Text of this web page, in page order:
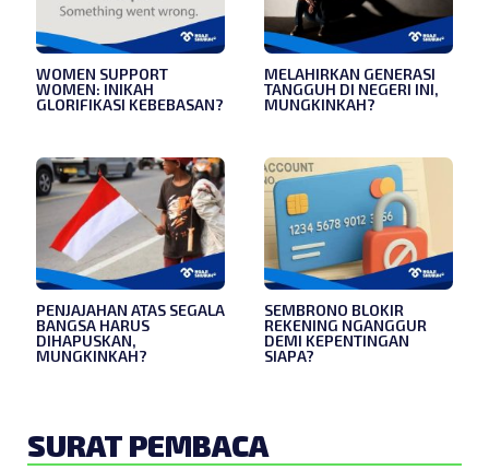
WOMEN SUPPORT
WOMEN: INIKAH
GLORIFIKASI KEBEBASAN?
MELAHIRKAN GENERASI
TANGGUH DI NEGERI INI,
MUNGKINKAH?
PENJAJAHAN ATAS SEGALA
BANGSA HARUS
DIHAPUSKAN,
MUNGKINKAH?
SEMBRONO BLOKIR
REKENING NGANGGUR
DEMI KEPENTINGAN
SIAPA?
SURAT PEMBACA